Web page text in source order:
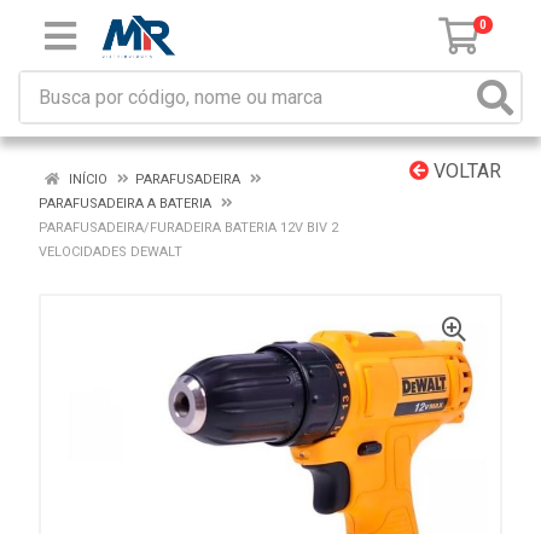
0
VOLTAR
INÍCIO
PARAFUSADEIRA
PARAFUSADEIRA A BATERIA
PARAFUSADEIRA/FURADEIRA BATERIA 12V BIV 2
VELOCIDADES DEWALT